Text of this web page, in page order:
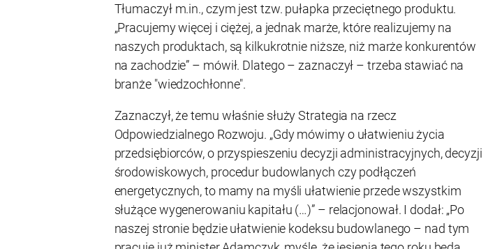
Tłumaczył m.in., czym jest tzw. pułapka przeciętnego produktu.
„Pracujemy więcej i ciężej, a jednak marże, które realizujemy na
naszych produktach, są kilkukrotnie niższe, niż marże konkurentów
na zachodzie” – mówił. Dlatego – zaznaczył – trzeba stawiać na
branże "wiedzochłonne".
Zaznaczył, że temu właśnie służy Strategia na rzecz
Odpowiedzialnego Rozwoju. „Gdy mówimy o ułatwieniu życia
przedsiębiorców, o przyspieszeniu decyzji administracyjnych, decyzji
środowiskowych, procedur budowlanych czy podłączeń
energetycznych, to mamy na myśli ułatwienie przede wszystkim
służące wygenerowaniu kapitału (…)” – relacjonował. I dodał: „Po
naszej stronie będzie ułatwienie kodeksu budowlanego – nad tym